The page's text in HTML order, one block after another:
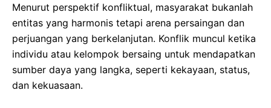
Menurut perspektif konfliktual, masyarakat bukanlah
entitas yang harmonis tetapi arena persaingan dan
perjuangan yang berkelanjutan. Konflik muncul ketika
individu atau kelompok bersaing untuk mendapatkan
sumber daya yang langka, seperti kekayaan, status,
dan kekuasaan.